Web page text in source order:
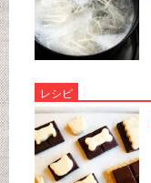
レシピ